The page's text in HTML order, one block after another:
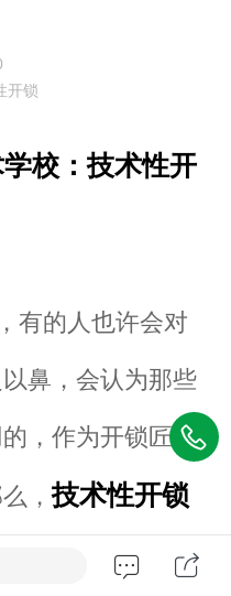
开锁
校：技术性开
有的人也许会对
鼻，会认为那些
，作为开锁匠使
，技术性开锁